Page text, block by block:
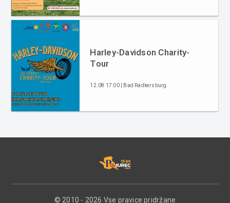
Harley-Davidson Charity-
Tour
12.08 17:00 | Bad Radkersburg
© 2010 - 2026 Vse pravice pridržane